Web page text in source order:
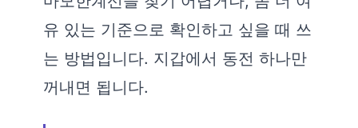
유 있는 기준으로 확인하고 싶을 때 쓰
는 방법입니다. 지갑에서 동전 하나만
꺼내면 됩니다.